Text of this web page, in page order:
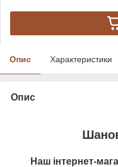
Опис Характеристики
Опис
Наш інтернет-